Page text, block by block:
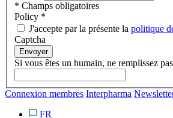
* Champs obligatoires
Policy *
J'accepte par la présente la politique
Captcha
Envoyer
Si vous êtes un humain, ne remplissez
Connexion membres Interpharma
FR